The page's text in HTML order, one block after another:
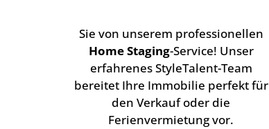
Sie von unserem professionellen
Home Staging-Service! Unser
erfahrenes StyleTalent-Team
bereitet Ihre Immobilie perfekt für
den Verkauf oder die
Ferienvermietung vor.